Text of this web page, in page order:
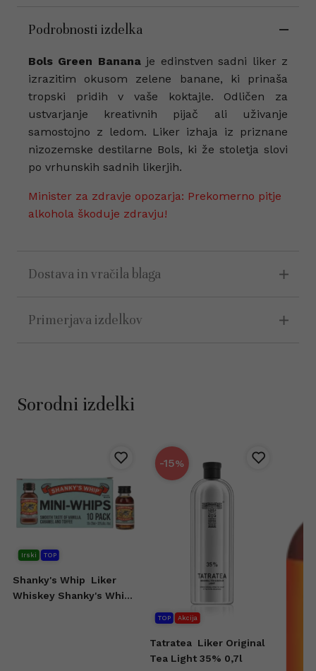
Podrobnosti izdelka
Bols Green Bananaje edinstven sadni liker z
izrazitim okusom zelene banane, ki prinaša
tropski pridih v vaše koktajle. Odličen za
ustvarjanje kreativnih pijač ali uživanje
samostojno z ledom. Liker izhaja iz priznane
nizozemske destilarne Bols, ki že stoletja slovi
po vrhunskih sadnih likerjih.
Minister za zdravje opozarja: Prekomerno pitje
alkohola škoduje zdravju!
Dostava in vračila blaga
Primerjava izdelkov
Sorodni izdelki
Irski TOP
Shanky's Whip
Liker
Whiskey Shanky's Whip
-15%
TOP Akcija
Tatratea Liker Original
Tea Light 35% 0,7l